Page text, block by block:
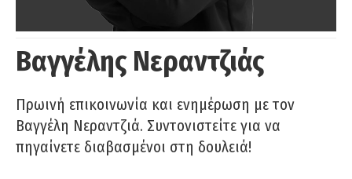
Βαγγέλης Νεραντζιάς
Πρωινή επικοινωνία και ενημέρωση με τον
Βαγγέλη Νεραντζιά. Συντονιστείτε για να
πηγαίνετε διαβασμένοι στη δουλειά!